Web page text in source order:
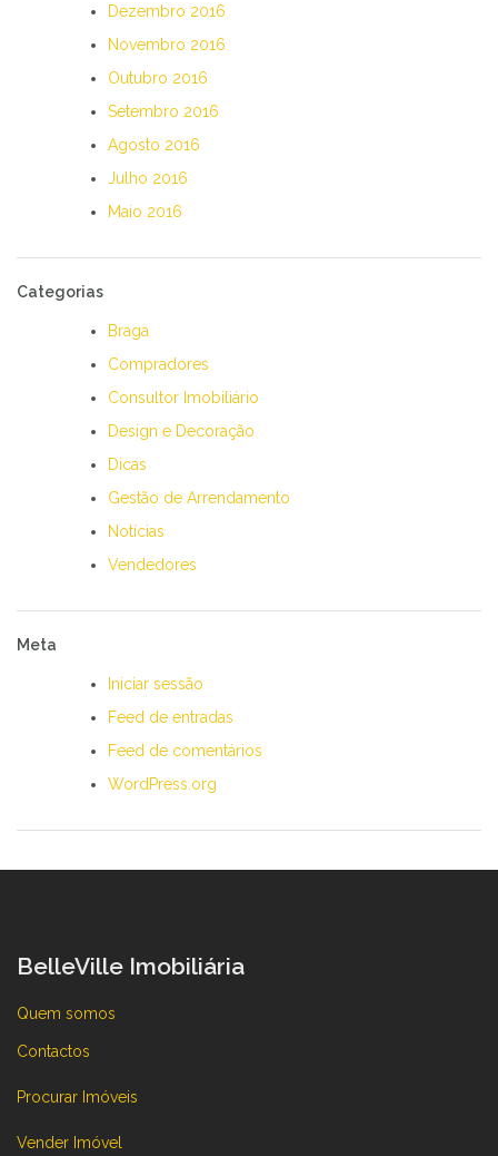
Dezembro 2016
Novembro 2016
Outubro 2016
Setembro 2016
Agosto 2016
Julho 2016
Maio 2016
Categorias
Braga
Compradores
Consultor Imobiliário
Design e Decoração
Dicas
Gestão de Arrendamento
Notícias
Vendedores
Meta
Iniciar sessão
Feed de entradas
Feed de comentários
WordPress.org
BelleVille Imobiliária
Quem somos
Contactos
Procurar Imóveis
Vender Imóvel